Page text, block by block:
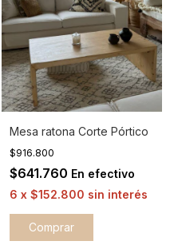
Mesa ratona Corte Pórtico
$916.800
$641.760 En efectivo
6 x $152.800 sin interés
Comprar